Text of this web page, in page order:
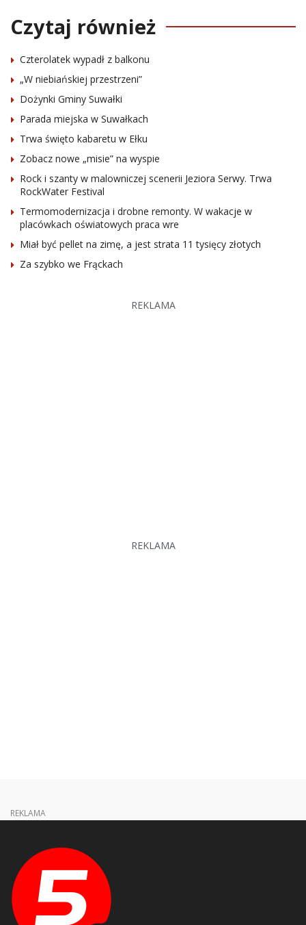
Czytaj również
Czterolatek wypadł z balkonu
„W niebiańskiej przestrzeni”
Dożynki Gminy Suwałki
Parada miejska w Suwałkach
Trwa święto kabaretu w Ełku
Zobacz nowe „misie” na wyspie
Rock i szanty w malowniczej scenerii Jeziora Serwy. Trwa
RockWater Festival
Termomodernizacja i drobne remonty. W wakacje w
placówkach oświatowych praca wre
Miał być pellet na zimę, a jest strata 11 tysięcy złotych
Za szybko we Frąckach
REKLAMA
REKLAMA
REKLAMA